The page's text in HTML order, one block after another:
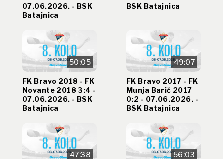
07.06.2026. - BSK
Batajnica
BSK Batajnica
50:05
FK Bravo 2018 - FK
Novante 2018 3:4 -
07.06.2026. - BSK
Batajnica
49:07
FK Bravo 2017 - FK
Munja Barič 2017
0:2 - 07.06.2026. -
BSK Batajnica
47:38 56:03